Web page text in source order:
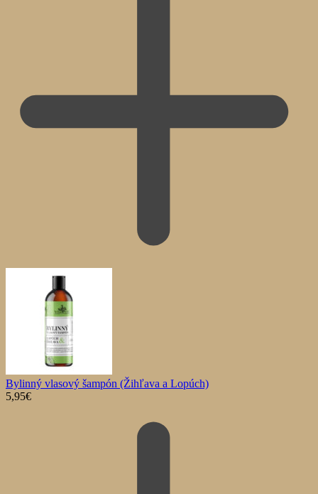
Bylinný vlasový šampón (Žihľava a Lopúch)
5,95€